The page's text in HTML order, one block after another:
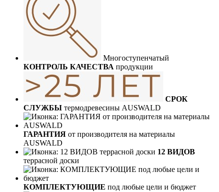
Многоступенчатый
КОНТРОЛЬ КАЧЕСТВА продукции
СРОК
СЛУЖБЫ термодревесины AUSWALD
ГАРАНТИЯ от производителя на материалы
AUSWALD
12 ВИДОВ
террасной доски
КОМПЛЕКТУЮЩИЕ под любые цели и бюджет